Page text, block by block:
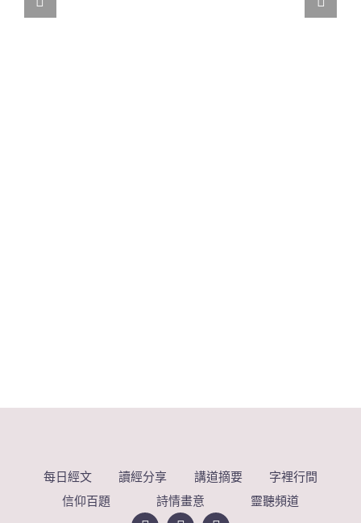
每日經文 讀經分享 講道摘要
字裡行間
信仰百題
詩情畫意 靈聽頻道